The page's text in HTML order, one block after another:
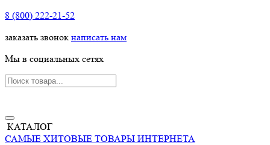
8 (800) 222-21-52
заказать звонок написать нам
Мы в социальных сетях
КАТАЛОГ
САМЫЕ ХИТОВЫЕ ТОВАРЫ ИНТЕРНЕТА